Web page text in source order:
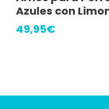
producto
tiene
opciones
Azules con
49,95€